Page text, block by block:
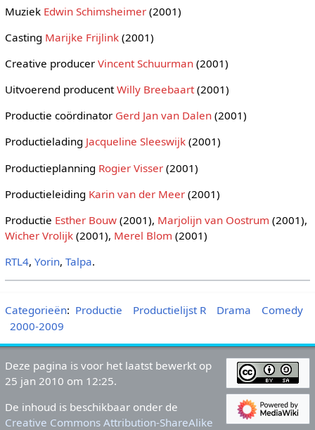
Muziek Edwin Schimsheimer(2001)
Casting Marijke Frijlink(2001)
Creative producer Vincent Schuurman(2001)
Uitvoerend producentWilly Breebaart(2001)
Productie coördinator Gerd Jan van Dalen(2001)
Productielading Jacqueline Sleeswijk(2001)
Productieplanning Rogier Visser(2001)
Productieleiding Karin van der Meer(2001)
Productie Esther Bouw(2001), Marjolijn van Oostrum (2001),
Wicher Vrolijk(2001), Merel Blom (2001)
RTL4, Yorin, Talpa.
Categorieën: Productie Productielijst R Drama
Comedy
2000-2009
Deze pagina is voor het laatst bewerkt op
25 jan 2010 om 12:25.
De inhoud is beschikbaar onder de
Creative Commons Attribution-ShareAlike